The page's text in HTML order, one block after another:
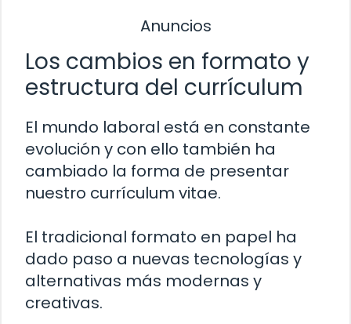
Anuncios
Los cambios en formato y
estructura del currículum
El mundo laboral está en constante
evolución y con ello también ha
cambiado la forma de presentar
nuestro currículum vitae.
El tradicional formato en papel ha
dado paso a nuevas tecnologías y
alternativas más modernas y
creativas.